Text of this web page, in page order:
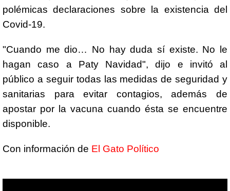
polémicas declaraciones sobre la existencia del
Covid-19.
"Cuando me dio… No hay duda sí existe. No le
hagan caso a Paty Navidad", dijo e invitó al
público a seguir todas las medidas de seguridad y
sanitarias para evitar contagios, además de
apostar por la vacuna cuando ésta se encuentre
disponible.
Con información de El Gato Político